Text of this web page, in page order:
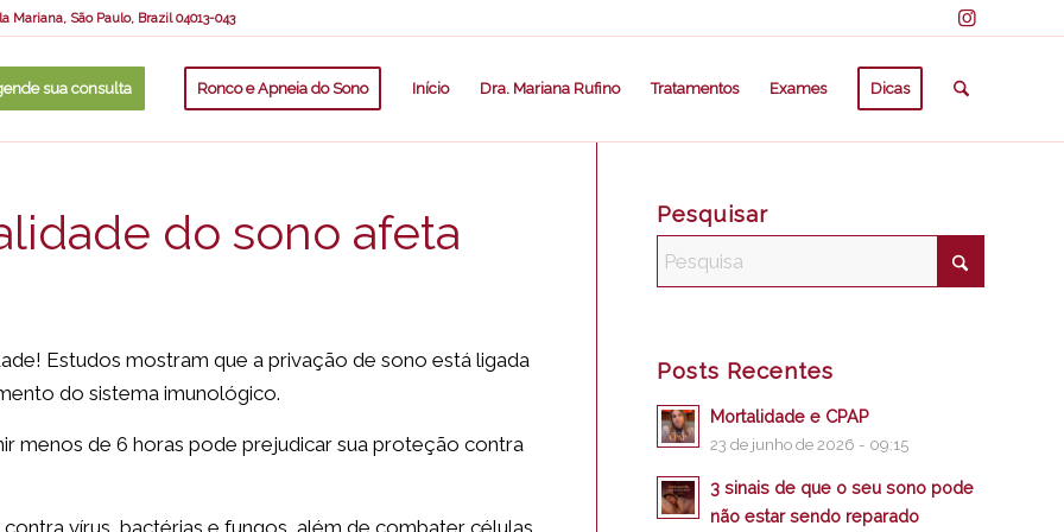
Mariana, São Paulo, Brazil 04013-043
sua consulta Ronco e Apneia do Sono Início Dra. Mariana Rufino Tratamentos Exames Dicas
do sono afeta
Estudos mostram que a privação de sono está ligada
do sistema imunológico.
menos de 6 horas pode prejudicar sua proteção contra
Pesquisar
Posts Recentes
Mortalidade e CPAP
23 de junho de 2026 - 09:15
3 sinais de que o seu sono pode
não estar sendo reparado